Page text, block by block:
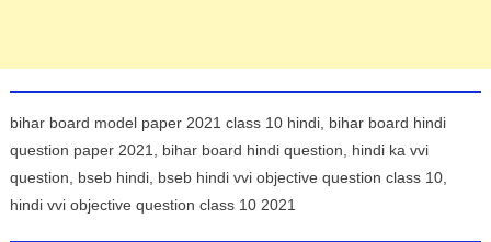
bihar board model paper 2021 class 10 hindi, bihar board hindi
question paper 2021, bihar board hindi question, hindi ka vvi
question, bseb hindi, bseb hindi vvi objective question class 10,
hindi vvi objective question class 10 2021